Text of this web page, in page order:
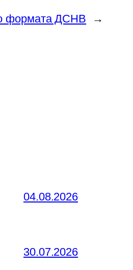
формата ДСНВ →
04.08.2026
30.07.2026